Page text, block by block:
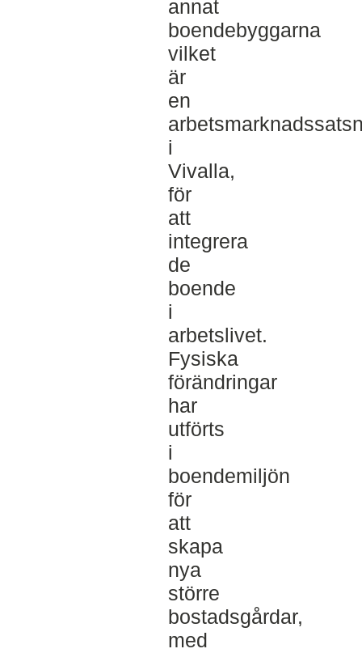
annat
boendebyggarna
vilket
är
en
i
Vivalla,
för
att
integrera
de
boende
i
arbetslivet.
Fysiska
förändringar
har
utförts
i
boendemiljön
för
att
skapa
nya
större
bostadsgårdar,
med